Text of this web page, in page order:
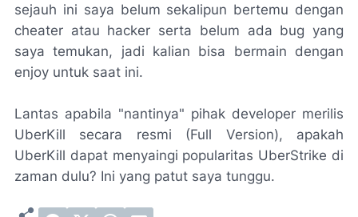
sejauh ini saya belum sekalipun bertemu dengan
cheater atau hacker serta belum ada bug yang
saya temukan, jadi kalian bisa bermain dengan
enjoy untuk saat ini.
Lantas apabila "nantinya" pihak developer merilis
UberKill secara resmi (Full Version), apakah
UberKill dapat menyaingi popularitas UberStrike di
zaman dulu? Ini yang patut saya tunggu.